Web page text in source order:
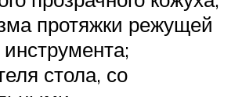
протяжки режущей
инструмента;
стола, со